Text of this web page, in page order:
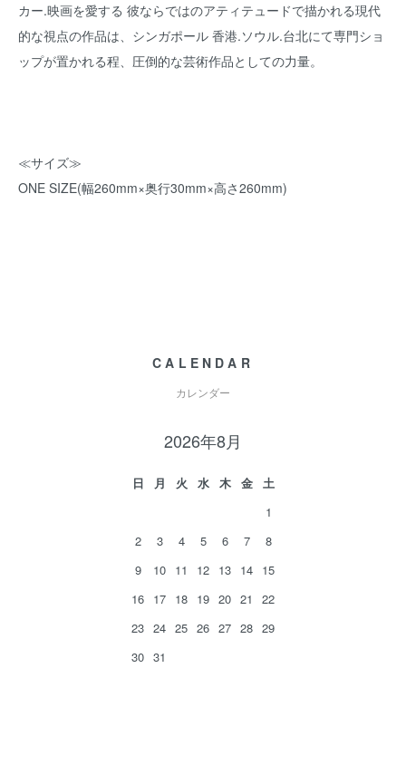
カー.映画を愛する 彼ならではのアティテュードで描かれる現代
的な視点の作品は、シンガポール 香港.ソウル.台北にて専門ショ
ップが置かれる程、圧倒的な芸術作品としての力量。
≪サイズ≫
ONE SIZE(幅260mm×奥行30mm×高さ260mm)
CALENDAR
カレンダー
2026年8月
日 月 火 水 木 金
土
1
2
3 4 5 6 7
8
9
10 11 12 13 14 15
16 17 18 19 20 21
22
23 24 25 26 27 28 29
30 31